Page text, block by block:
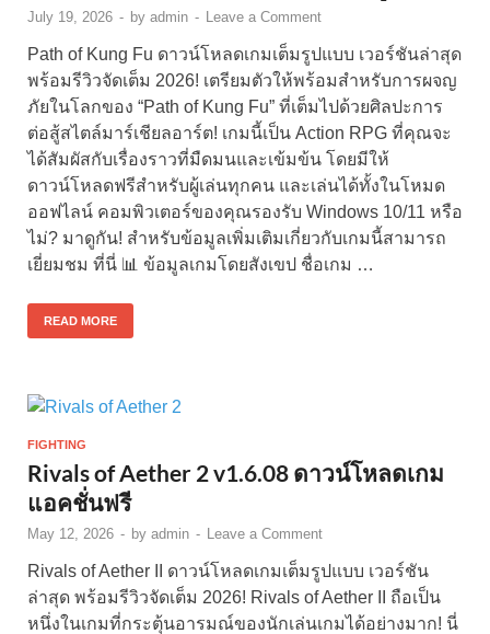
July 19, 2026 - by admin - Leave a Comment
Path of Kung Fu ดาวน์โหลดเกมเต็มรูปแบบ เวอร์ชันล่าสุด
พร้อมรีวิวจัดเต็ม 2026! เตรียมตัวให้พร้อมสำหรับการผจญ
ภัยในโลกของ “Path of Kung Fu” ที่เต็มไปด้วยศิลปะการ
ต่อสู้สไตล์มาร์เชียลอาร์ต! เกมนี้เป็น Action RPG ที่คุณจะ
ได้สัมผัสกับเรื่องราวที่มืดมนและเข้มข้น โดยมีให้
ดาวน์โหลดฟรีสำหรับผู้เล่นทุกคน และเล่นได้ทั้งในโหมด
ออฟไลน์ คอมพิวเตอร์ของคุณรองรับ Windows 10/11 หรือ
ไม่? มาดูกัน! สำหรับข้อมูลเพิ่มเติมเกี่ยวกับเกมนี้สามารถ
เยี่ยมชม ที่นี่ 📊 ข้อมูลเกมโดยสังเขป ชื่อเกม …
READ MORE
FIGHTING
Rivals of Aether 2 v1.6.08 ดาวน์โหลดเกม
แอคชั่นฟรี
May 12, 2026 - by admin - Leave a Comment
Rivals of Aether II ดาวน์โหลดเกมเต็มรูปแบบ เวอร์ชัน
ล่าสุด พร้อมรีวิวจัดเต็ม 2026! Rivals of Aether II ถือเป็น
หนึ่งในเกมที่กระตุ้นอารมณ์ของนักเล่นเกมได้อย่างมาก! นี่